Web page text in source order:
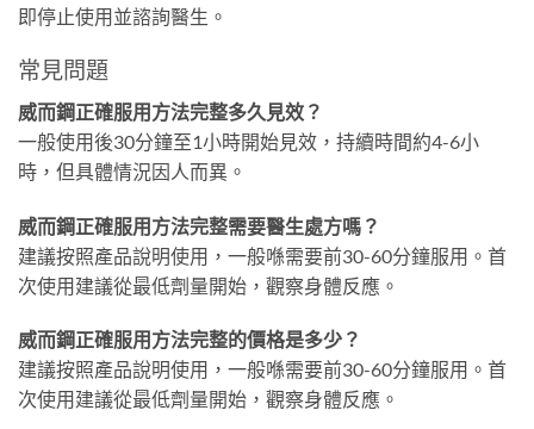
即停止使用並諮詢醫生。
常見問題
威而鋼正確服用方法完整多久見效？
一般使用後30分鐘至1小時開始見效，持續時間約4-6小
時，但具體情況因人而異。
威而鋼正確服用方法完整需要醫生處方嗎？
建議按照產品說明使用，一般喺需要前30-60分鐘服用。首
次使用建議從最低劑量開始，觀察身體反應。
威而鋼正確服用方法完整的價格是多少？
建議按照產品說明使用，一般喺需要前30-60分鐘服用。首
次使用建議從最低劑量開始，觀察身體反應。